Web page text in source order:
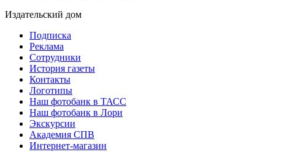
Издательский дом
Подписка
Реклама
Сотрудники
История газеты
Контакты
Логотипы
Наш фотобанк в ТАСС
Наш фотобанк в Лори
Экскурсии
Академия СПВ
Интернет-магазин